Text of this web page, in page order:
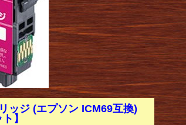
ッジ (エプソン ICM69互換)
】